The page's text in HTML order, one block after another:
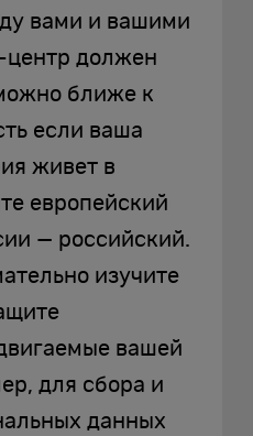
вами и вашими
центр должен
ближе к
если ваша
живет в
европейский
— российский.
изучите
вашей
для сбора и
данных